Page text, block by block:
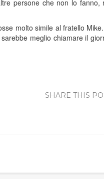
persone che non lo
molto simile al fratello
meglio chiamare il
SHARE THIS